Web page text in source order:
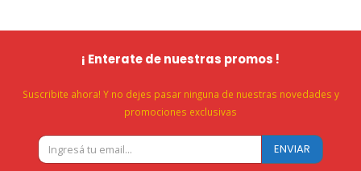
¡ Enterate de nuestras promos !
Suscribite ahora! Y no dejes pasar ninguna de nuestras novedades y
promociones exclusivas